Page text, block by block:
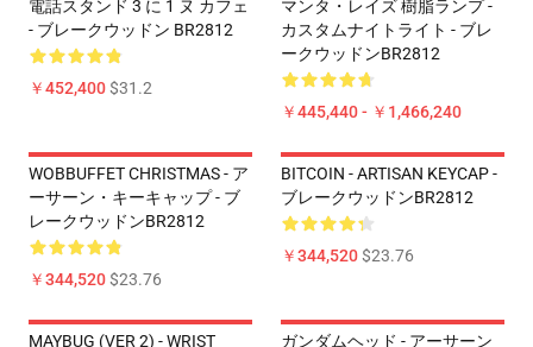
電話スタンド 3 に 1 ヌ カフェ
- ブレークウッドン BR2812
￥452,400$31.2
マンタ・レイズ 樹脂ランプ -
カスタムナイトライト - ブレ
ークウッドンBR2812
￥445,440 - ￥1,466,240
WOBBUFFET CHRISTMAS - ア
ーサーン・キーキャップ - ブ
レークウッドンBR2812
￥344,520$23.76
BITCOIN - ARTISAN KEYCAP -
ブレークウッドンBR2812
￥344,520$23.76
MAYBUG (VER 2) - WRIST
ガンダムヘッド - アーサーン